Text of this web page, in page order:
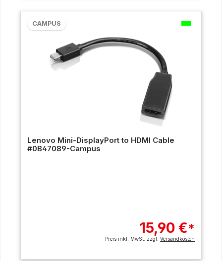
CAMPUS
Lenovo Mini-DisplayPort to HDMI Cable
#0B47089-Campus
15,90 €*
Preis inkl. MwSt. zzgl.Versandkosten